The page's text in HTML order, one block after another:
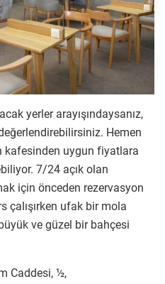
yerler arayışındaysanız,
Hemen
kafesinden uygun fiyatlara
7/24 açık olan
için önceden rezervasyon
çalışırken ufak bir mola
ve güzel bir bahçesi
Caddesi, ½,